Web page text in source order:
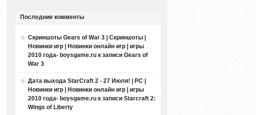
Последние комменты
Скриншоты Gears of War 3 | Скриншоты |
Новинки игр | Новинки онлайн игр | игры
2010 года- boysgame.ru к записи Gears of
War 3
Дата выхода StarCraft 2 - 27 Июля! | PC |
Новинки игр | Новинки онлайн игр | игры
2010 года- boysgame.ru к записи Starcraft 2:
Wings of Liberty